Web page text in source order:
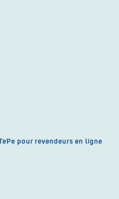
pour revendeurs en ligne